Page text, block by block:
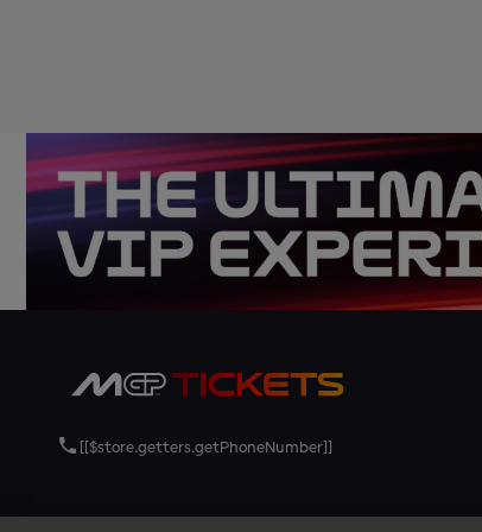
[[$store.getters.getPhoneNumber]]